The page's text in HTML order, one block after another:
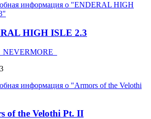
HIGH ISLE 2.3
_NEVERMORE_
of the Velothi Pt. II